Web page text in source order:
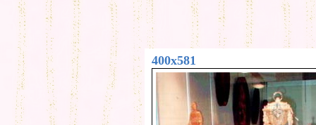
400x581